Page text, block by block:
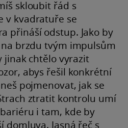
skloubit řád s
v kvadratuře se
přináší odstup. Jako by
brzdu tvým impulsům
jinak chtělo vyrazit
abys řešil konkrétní
pojmenovat, jak se
ztratit kontrolu umí
i tam, kde by
domluva. Jasná řeč s